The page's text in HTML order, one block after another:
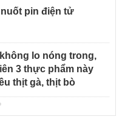
pin điện tử
lo nóng trong,
3 thực phẩm này
thịt gà, thịt bò